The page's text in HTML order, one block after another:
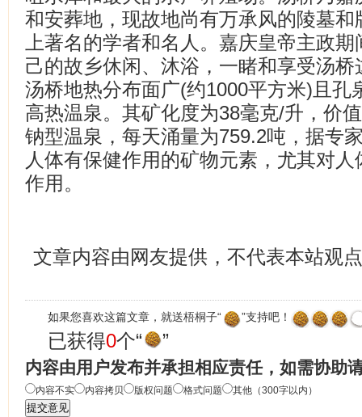
和安葬地，现故地尚有万承风的陵墓
上著名的学者和名人。嘉庆皇帝主政
己的故乡休闲、沐浴，一睹和享受汤桥
汤桥地热分布面广(约1000平方米)且孔
高热温泉。其矿化度为38毫克/升，价
钠型温泉，每天涌量为759.2吨，据专
人体有保健作用的矿物元素，尤其对
作用。
文章内容由网友提供，不代表本站观点
如果您喜欢这篇文章，就送梧桐子“ ”支持吧！
已获得0个“ ”
内容由用户发布并承担相应责任，如需协助
内容不实 内容拷贝 版权问题 格式问题 其他（300字以内）